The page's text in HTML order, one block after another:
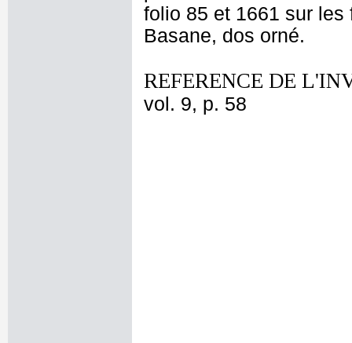
folio 85 et 1661 sur
Basane, dos orné.
REFERENCE DE
vol. 9, p. 58